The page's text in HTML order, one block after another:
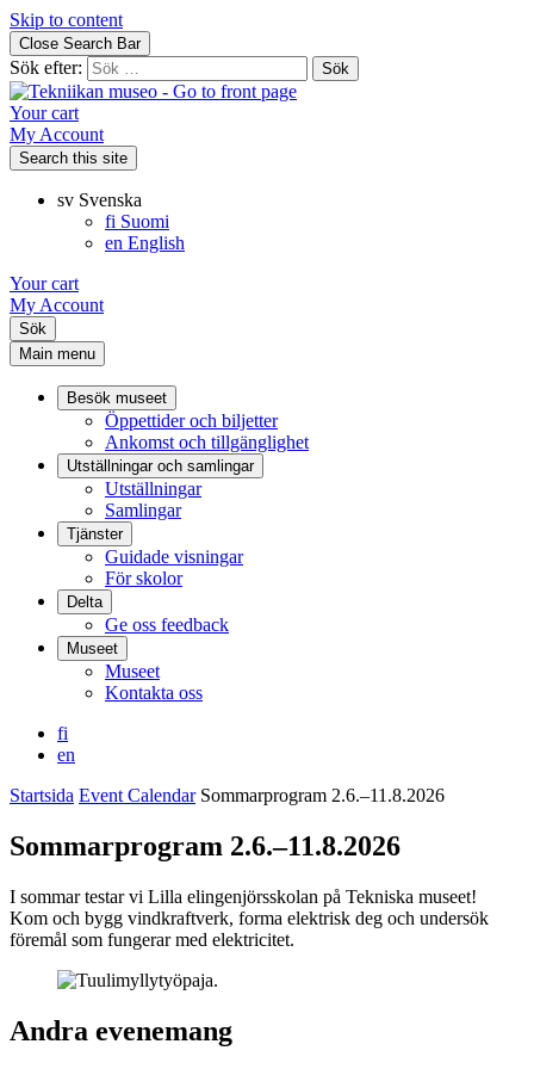
Skip to content
Close Search Bar
Sök efter:
Your cart
My Account
Search this site
sv Svenska
fi Suomi
en English
Your cart
My Account
Sök
Main menu
Besök museet
Öppettider och biljetter
Ankomst och tillgänglighet
Utställningar och samlingar
Utställningar
Samlingar
Tjänster
Guidade visningar
För skolor
Delta
Ge oss feedback
Museet
Museet
Kontakta oss
fi
en
Startsida Event Calendar Sommarprogram 2.6.–11.8.2026
Sommarprogram 2.6.–11.8.2026
I sommar testar vi Lilla elingenjörsskolan på Tekniska museet!
Kom och bygg vindkraftverk, forma elektrisk deg och undersök
föremål som fungerar med elektricitet.
Andra evenemang